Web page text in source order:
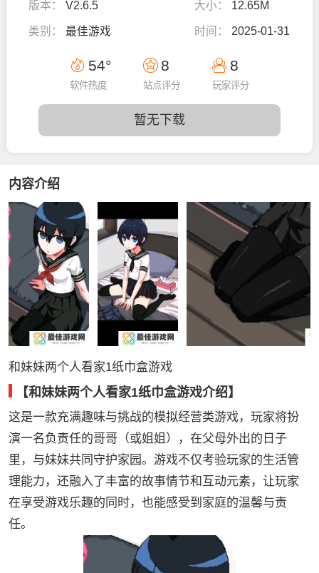
版本： V2.6.5 大小： 12.65M
类别： 最佳游戏 时间： 2025-01-31
13:33:37
54°
软件热度
8
站点评分
8
玩家评分
暂无下载
内容介绍
和妹妹两个人看家1纸巾盒游戏
【和妹妹两个人看家1纸巾盒游戏介绍】
这是一款充满趣味与挑战的模拟经营类游戏，玩家将扮
演一名负责任的哥哥（或姐姐），在父母外出的日子
里，与妹妹共同守护家园。游戏不仅考验玩家的生活管
理能力，还融入了丰富的故事情节和互动元素，让玩家
在享受游戏乐趣的同时，也能感受到家庭的温馨与责
任。